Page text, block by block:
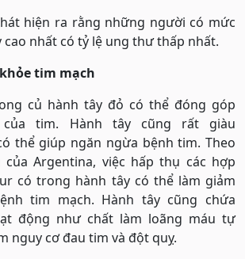
hiện ra rằng những người có mức
nhất có tỷ lệ ung thư thấp nhất.
tim mạch
củ hành tây đỏ có thể đóng góp
tim. Hành tây cũng rất giàu
thể giúp ngăn ngừa bệnh tim. Theo
Argentina, việc hấp thụ các hợp
có trong hành tây có thể làm giảm
tim mạch. Hành tây cũng chứa
động như chất làm loãng máu tự
nguy cơ đau tim và đột quỵ.